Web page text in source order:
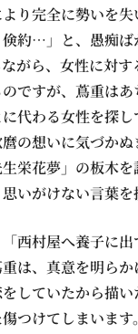
り完全に勢いを
倹約…」と、愚痴ば
がら、女性に対
のですが、蔦重は
代わる女性を探
の想いに気づか
生栄花夢」の板木
いがけない言葉を
西村屋へ養子に
は、真意を明ら
をしていたから描
つけてしまいま